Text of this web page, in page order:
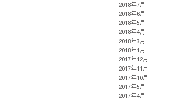
2018年7月
2018年6月
2018年5月
2018年4月
2018年3月
2018年1月
2017年12月
2017年11月
2017年10月
2017年5月
2017年4月